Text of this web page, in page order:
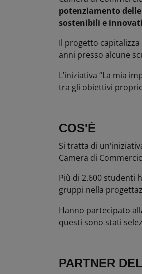
potenziamento
sostenibili e
Il progetto capitalizza
anni presso alcune
L’iniziativa “La mia
tra gli obiettivi
COS'È
Si tratta di
Camera di
Più di 2.600 studenti
gruppi nella
Hanno partecipato
questi sono stati
PARTNER